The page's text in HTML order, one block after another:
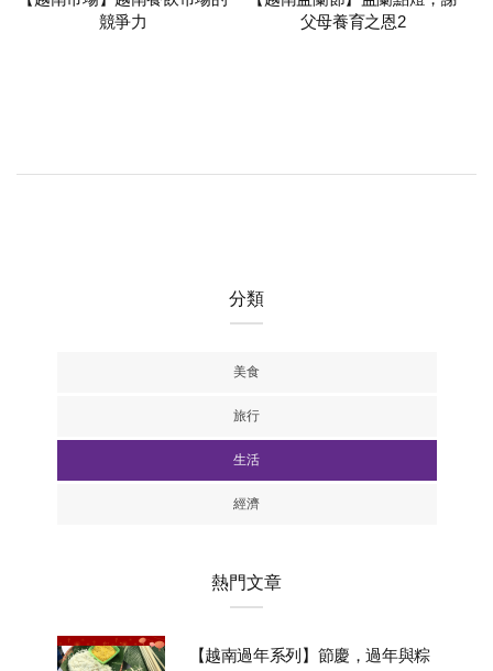
競爭力
父母養育之恩2
分類
美食
旅行
生活
經濟
熱門文章
【越南過年系列】節慶，過年與粽